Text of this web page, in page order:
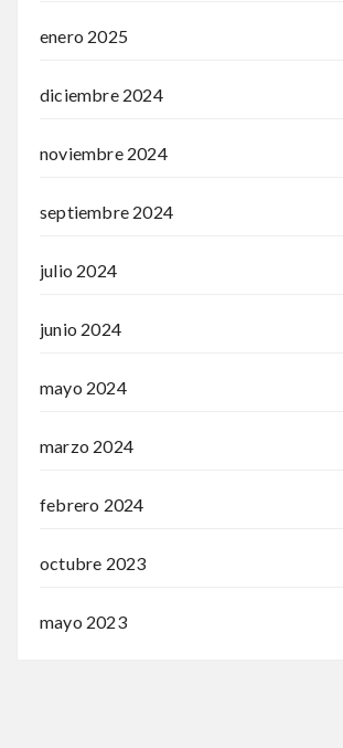
enero 2025
diciembre 2024
noviembre 2024
septiembre 2024
julio 2024
junio 2024
mayo 2024
marzo 2024
febrero 2024
octubre 2023
mayo 2023